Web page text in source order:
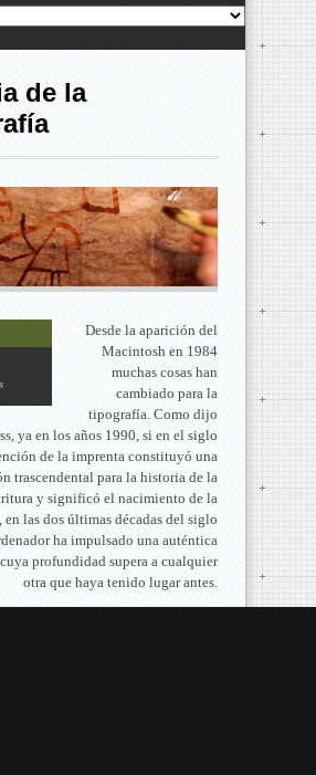
de la
Desde la aparición del
Macintosh en 1984
muchas cosas han
cambiado para la
tipografía. Como dijo
ya en los años 1990, si en el siglo
de la imprenta constituyó una
trascendental para la historia de la
y significó el nacimiento de la
las dos últimas décadas del siglo
ha impulsado una auténtica
profundidad supera a cualquier
otra que haya tenido lugar antes.